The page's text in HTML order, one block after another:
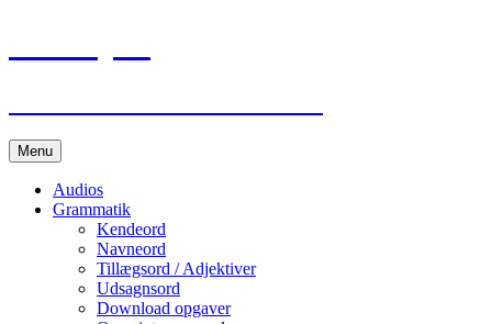
Menu Hop
til
indhold
Audios
Grammatik
Kendeord
Navneord
Tillægsord / Adjektiver
Udsagnsord
Download opgaver